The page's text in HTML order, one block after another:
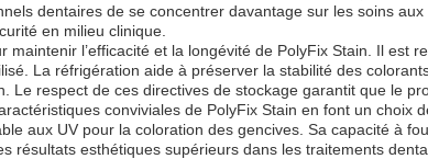
dentaires de se concentrer davantage sur les soins
en milieu clinique.
maintenir l’efficacité et la longévité de PolyFix Stain. Il
La réfrigération aide à préserver la stabilité des
Le respect de ces directives de stockage garantit que le
conviviales de PolyFix Stain en font un
aux UV pour la coloration des gencives. Sa capacité à
résultats esthétiques supérieurs dans les traitements